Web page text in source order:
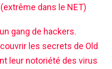
dans le NET)
gang de hackers.
les secrets de Old
leur notoriété des virus